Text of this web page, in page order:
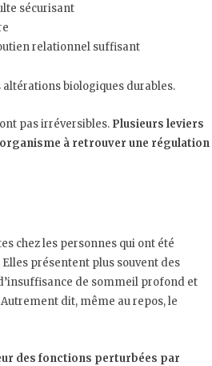
sécurisant
relationnel suffisant
biologiques durables.
pas irréversibles. Plusieurs leviers
à retrouver une régulation
chez les personnes qui ont été
présentent plus souvent des
de sommeil profond et
dit, même au repos, le
des fonctions perturbées par